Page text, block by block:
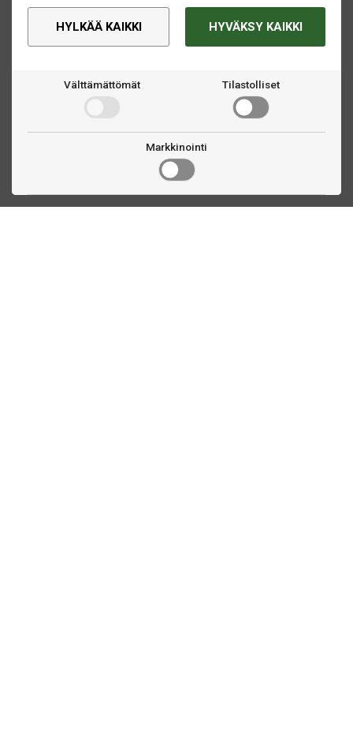
HYLKÄÄ KAIKKI HYVÄKSY KAIKKI
Välttämättömät Tilastolliset
Markkinointi